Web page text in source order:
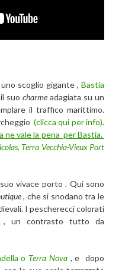
scoglio gigante , Bastia
suo charme adagiata su un
il traffico marittimo.
(clicca qui per info).
ne vale la pena per Bastia.
Terra Vecchia-Vieux Port
vivace porto . Qui sono
, che si snodano tra le
I pescherecci colorati
un contrasto tutto da
o Terra Nova, e dopo